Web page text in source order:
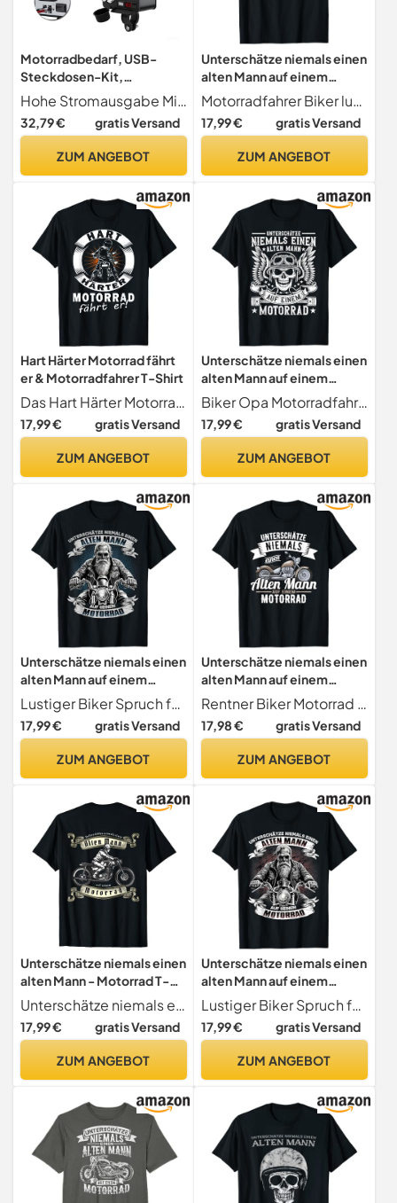
Motorradbedarf, USB-
Steckdosen-Kit,
Hochstromausgang,
wasserdichter Ladeadapter
Hohe Stromausgabe Mit einem leistungsstarken 3A-Ausgang kann diese Motorrad-USB-Buchse eine Vielzahl von Geräten einschließlich Mobiltelefonen, Tablets, Navigationsgeräten und GPS effektiv aufladen. Bleiben Sie während Ihrer Fahrten verbunden und mit Strom versorgt.
32,79 € gratis Versand
ZUM ANGEBOT
Unterschätze niemals einen
alten Mann auf einem
Motorrad T-Shirt
Motorradfahrer Biker lustiger Spruch
17,99 € gratis Versand
ZUM ANGEBOT
Hart Härter Motorrad fährt
er & Motorradfahrer T-Shirt
Das Hart Härter Motorrad fährt er Design ist das perfekte Geschenk für einen Motorradfahrer zum Geburtstag. Dieses lustige Motorrad Design ist für einen Motorradfan in einen Motorradverein
17,99 € gratis Versand
ZUM ANGEBOT
Unterschätze niemals einen
alten Mann auf einem
Motorrad T-Shirt
Biker Opa Motorradfahrer Skull Vintage Motiv
17,99 € gratis Versand
ZUM ANGEBOT
Unterschätze niemals einen
alten Mann auf einem
Motorrad T-Shirt
Lustiger Biker Spruch für den alten Mann
17,99 € gratis Versand
ZUM ANGEBOT
Unterschätze niemals einen
alten Mann auf einem
Motorrad T-Shirt
Rentner Biker Motorrad Sprüche
17,98 € gratis Versand
ZUM ANGEBOT
Unterschätze niemals einen
alten Mann - Motorrad T-
Shirt
Unterschätze niemals einen alten Mann auf seinem Motorrad. Lustiges Motorrad Design für alle Biker und Motorrad Fans. Tolle Geschenkidee für die nächste Motorrad Tour.
17,99 € gratis Versand
ZUM ANGEBOT
Unterschätze niemals einen
alten Mann auf einem
Motorrad T-Shirt
Lustiger Biker Spruch für den alten Mann
17,99 € gratis Versand
ZUM ANGEBOT